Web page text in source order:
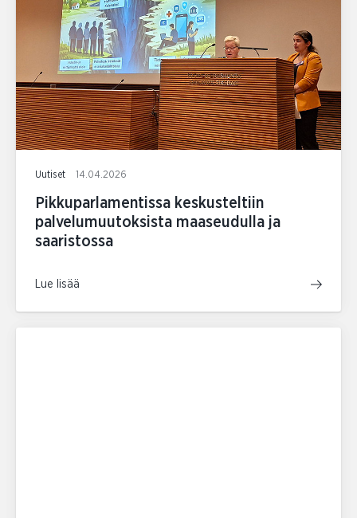
Uutiset 14.04.2026
Pikkuparlamentissa keskusteltiin
palvelumuutoksista maaseudulla ja
saaristossa
Lue lisää